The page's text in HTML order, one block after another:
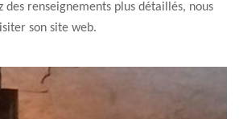
des renseignements plus détaillés, nous
son site web.